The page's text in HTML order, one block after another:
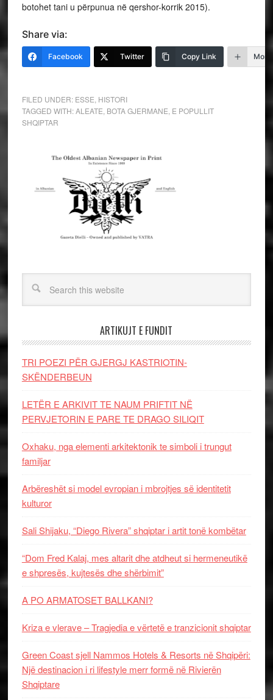
botohet tani u përpunua në qershor-korrik 2015).
Share via:
Facebook Twitter Copy Link More
FILED UNDER: ESSE HISTORI
TAGGED WITH:ALEATE BOTA GJERMANE E POPULLIT
SHQIPTAR
ARTIKUJT E FUNDIT
TRI POEZI PËR GJERGJ KASTRIOTIN-
SKËNDERBEUN
LETËR E ARKIVIT TE NAUM PRIFTIT NË
PERVJETORIN E PARE TE DRAGO SILIQIT
Oxhaku, nga elementi arkitektonik te simboli i trungut
familjar
Arbëreshët si model evropian i mbrojtjes së identitetit
kulturor
Sali Shijaku, “Diego Rivera” shqiptar i artit tonë kombëtar
“Dom Fred Kalaj, mes altarit dhe atdheut si hermeneutikë
e shpresës, kujtesës dhe shërbimit”
A PO ARMATOSET BALLKANI?
Kriza e vlerave – Tragjedia e vërtetë e tranzicionit shqiptar
Green Coast sjell Nammos Hotels & Resorts në Shqipëri:
Një destinacion i ri lifestyle merr formë në Rivierën
Shqiptare